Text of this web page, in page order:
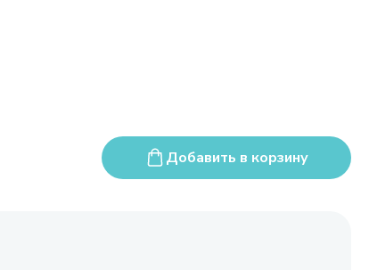
Добавить в корзину